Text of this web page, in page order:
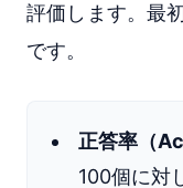
評価します。最
です。
正答率（
100個に対